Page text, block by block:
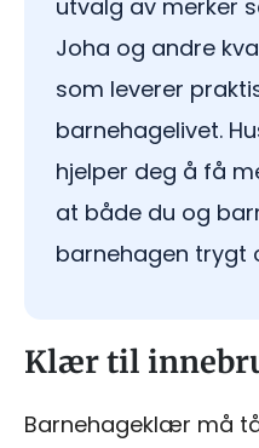
utvalg av merker
Joha og andre
som leverer
barnehagelivet.
hjelper deg å få
at både du og
barnehagen trygt
Klær til
Barnehageklær må